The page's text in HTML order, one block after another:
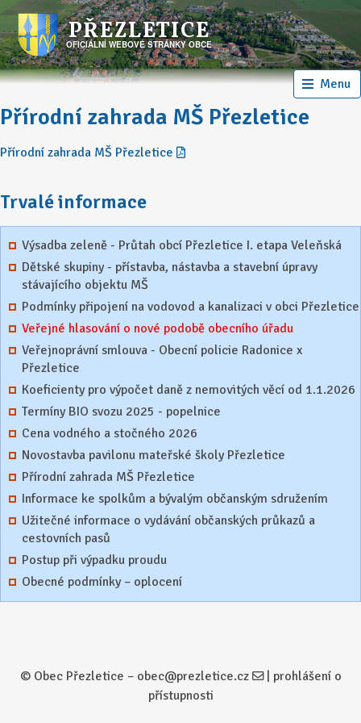
PŘEZLETICE
OFICIÁLNÍ WEBOVÉ STRÁNKY OBCE
Menu
Přírodní zahrada MŠ Přezletice
Přírodní zahrada MŠ Přezletice
Trvalé informace
Výsadba zeleně - Průtah obcí Přezletice I. etapa Veleňská
Dětské skupiny - přístavba, nástavba a stavební úpravy
stávajícího objektu MŠ
Podmínky připojení na vodovod a kanalizaci v obci Přezletice
Veřejné hlasování o nové podobě obecního úřadu
Veřejnoprávní smlouva - Obecní policie Radonice x
Přezletice
Koeficienty pro výpočet daně z nemovitých věcí od 1.1.2026
Termíny BIO svozu 2025 - popelnice
Cena vodného a stočného 2026
Novostavba pavilonu mateřské školy Přezletice
Přírodní zahrada MŠ Přezletice
Informace ke spolkům a bývalým občanským sdružením
Užitečné informace o vydávání občanských průkazů a
cestovních pasů
Postup při výpadku proudu
Obecné podmínky – oplocení
© Obec Přezletice – obec@prezletice.cz | prohlášení o
přístupnosti